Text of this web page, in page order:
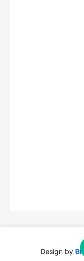
Design by